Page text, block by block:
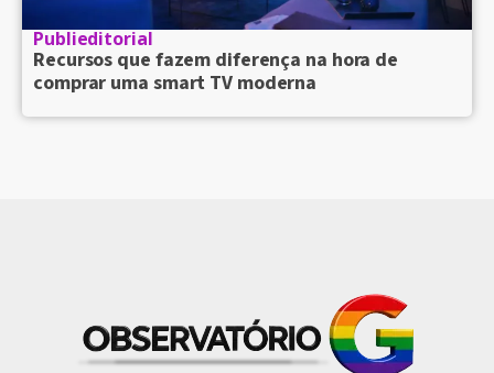
Publieditorial
Recursos que fazem diferença na hora de
comprar uma smart TV moderna